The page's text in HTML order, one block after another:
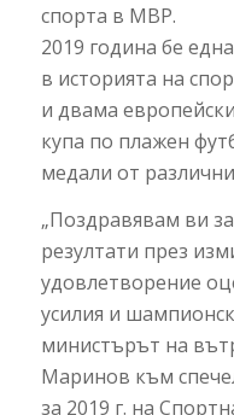
спорта в МВР.
2019 година бе
в историята на
и двама
купа по плажен
медали от
„Поздравявам ви
резултати през
удовлетворение
усилия и
министърът на
Маринов към
за 2019 г. на